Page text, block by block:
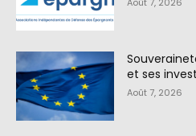
Août 7, 2026
et ses
Août 7, 2026